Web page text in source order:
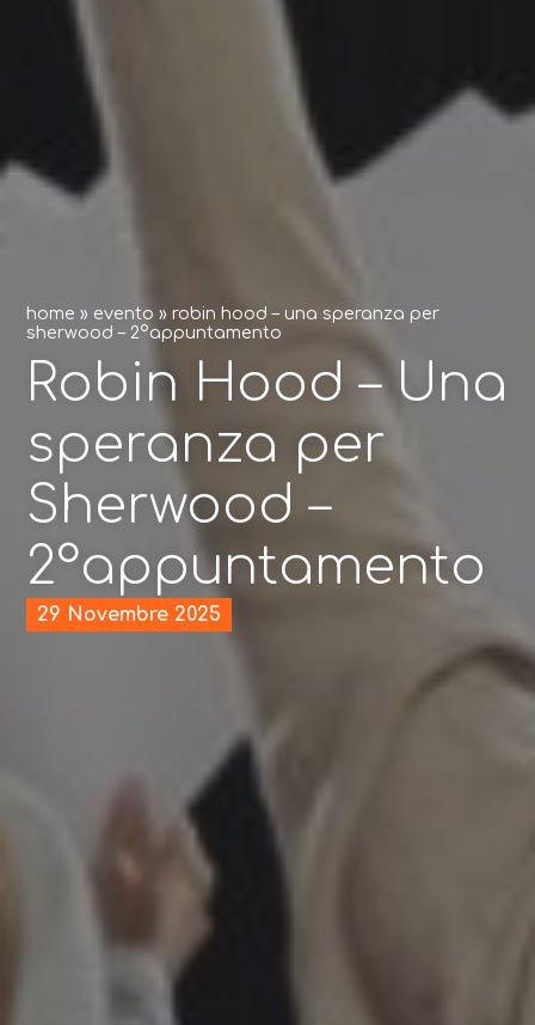
home » evento »robin hood – una speranza per
sherwood – 2°appuntamento
Robin Hood – Una
speranza per
Sherwood –
2°appuntamento
29 Novembre 2025